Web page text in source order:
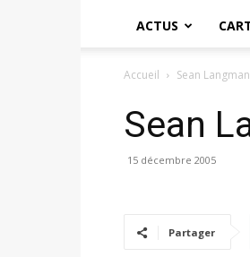
ACTUS
Accueil Sean
Sean
15 décembre 2005
Partager